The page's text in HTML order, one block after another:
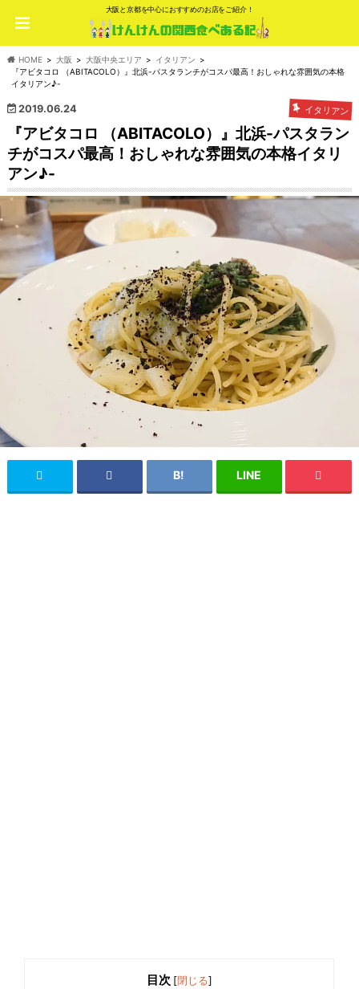
大阪と京都を中心におすすめのお店をご紹介！
HOME 大阪 大阪中央エリア
イタリアン
『アビタコロ （ABITACOLO）』北浜-パスタランチがコスパ最高！おしゃれな雰囲気の本格
イタリアン♪-
2019.06.24 イタリアン
『アビタコロ （ABITACOLO）』北浜-パスタラン
チがコスパ最高！おしゃれな雰囲気の本格イタリ
アン♪-
目次 [閉じる]